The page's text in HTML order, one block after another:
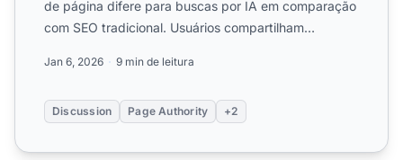
de página difere para buscas por IA em comparação
com SEO tradicional. Usuários compartilham
Jan 6, 2026 9 min de leitura
Discussion Page Authority +2